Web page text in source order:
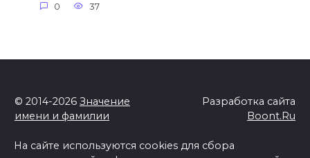
0 37
© 2014-2026 Значение
имени и фамилии
Разработка сайта
Boont.Ru
На сайте используются cookies для сбора